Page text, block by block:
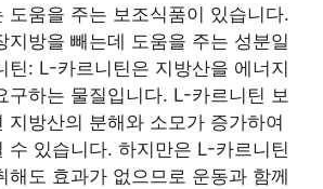
도움을 주는 보조식품이 있습니다.
지방을 빼는데 도움을 주는 성분일
틴: L-카르니틴은 지방산을 에너지
구하는 물질입니다. L-카르니틴 보
지방산의 분해와 소모가 증가하여
수 있습니다. 하지만은 L-카르니틴
해도 효과가 없으므로 운동과 함께